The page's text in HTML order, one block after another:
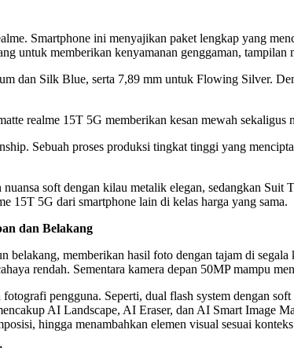
Smartphone ini menyajikan paket lengkap yang
untuk memberikan kenyamanan genggaman,
dan Silk Blue, serta 7,89 mm untuk Flowing Silver.
realme 15T 5G memberikan kesan mewah
Sebuah proses produksi tingkat tinggi yang
soft dengan kilau metalik elegan, sedangkan
15T 5G dari smartphone lain di kelas harga yang sama.
dan Belakang
memberikan hasil foto dengan tajam di
rendah. Sementara kamera depan 50MP mampu
pengguna. Seperti, dual flash system dengan
AI Landscape, AI Eraser, dan AI Smart Image
hingga menambahkan elemen visual sesuai konteks